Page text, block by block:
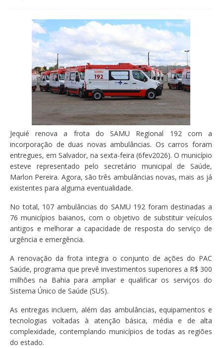
Jequié renova a frota do SAMU Regional 192 com a
incorporação de duas novas ambulâncias. Os carros foram
entregues, em Salvador, na sexta-feira (6fev2026). O município
esteve representado pelo secretário municipal de Saúde,
Marlon Pereira. Agora, são três ambulâncias novas, mais as já
existentes para alguma eventualidade.
No total, 107 ambulâncias do SAMU 192 foram destinadas a
76 municípios baianos, com o objetivo de substituir veículos
antigos e melhorar a capacidade de resposta do serviço de
urgência e emergência.
A renovação da frota integra o conjunto de ações do PAC
Saúde, programa que prevê investimentos superiores a R$ 300
milhões na Bahia para ampliar e qualificar os serviços do
Sistema Único de Saúde (SUS).
As entregas incluem, além das ambulâncias, equipamentos e
tecnologias voltadas à atenção básica, média e de alta
complexidade, contemplando municípios de todas as regiões
do estado.